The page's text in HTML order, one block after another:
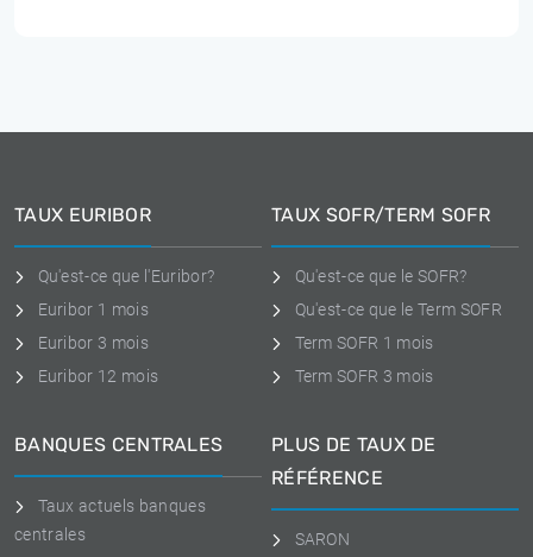
TAUX EURIBOR
Qu'est-ce que l'Euribor?
Euribor 1 mois
Euribor 3 mois
Euribor 12 mois
TAUX SOFR/TERM SOFR
Qu'est-ce que le SOFR?
Qu'est-ce que le Term SOFR
Term SOFR 1 mois
Term SOFR 3 mois
BANQUES CENTRALES
Taux actuels banques
centrales
PLUS DE TAUX DE
RÉFÉRENCE
SARON